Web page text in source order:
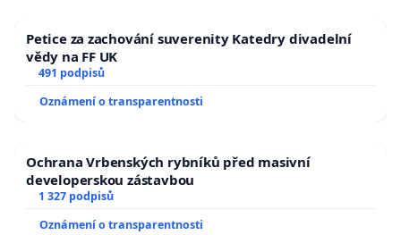
Petice za zachování suverenity Katedry divadelní
vědy na FF UK
491 podpisů
Oznámení o transparentnosti
Ochrana Vrbenských rybníků před masivní
developerskou zástavbou
1 327 podpisů
Oznámení o transparentnosti